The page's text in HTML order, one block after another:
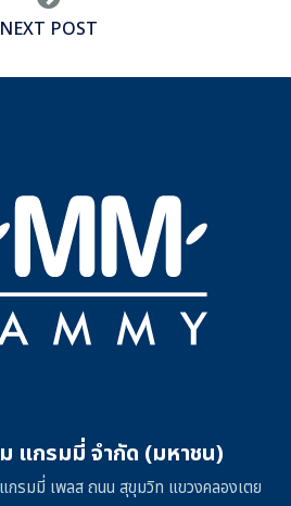
NEXT POST
แกรมมี่ จำกัด (มหาชน)
กรมมี่ เพลส ถนน สุขุมวิท แขวงคลองเตย